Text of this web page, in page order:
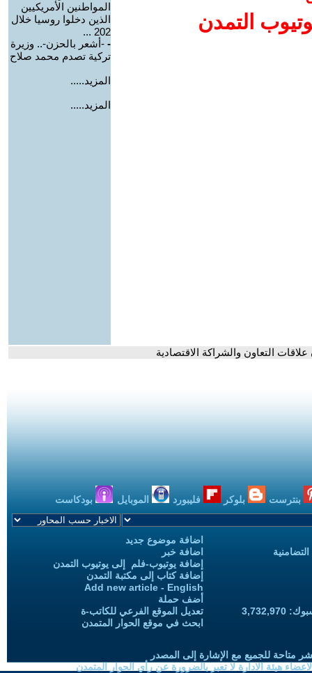
التمدن
المواطنين الأمريكيين
الذين دخلوا روسيا خلال
202 ...
- -أشعر بالحزن-.. وزيرة
تركية تصدم محمد صلاح
المزيد.....
المزيد.....
التعاون والشراكة الاقتصادية
بنترست بلوكر فليبورد الموبايل بودكاست
اضافة موضوع جديد
اضافة خبر
إضافة يوتيوب-فلم إلى يوتيوب التمدن
إضافة كتاب إلى مكتبة التمدن
Add new article - English
أضف حملة
تعديل الموقع الفرعي للكاتب-ة
ابحث في موقع الحوار المتمدن
متاحة للجميع مع الإشارة إلى المصدر
هيئة الادارة لا تعبر بالضرورة عن رأي الحوار المتمدن